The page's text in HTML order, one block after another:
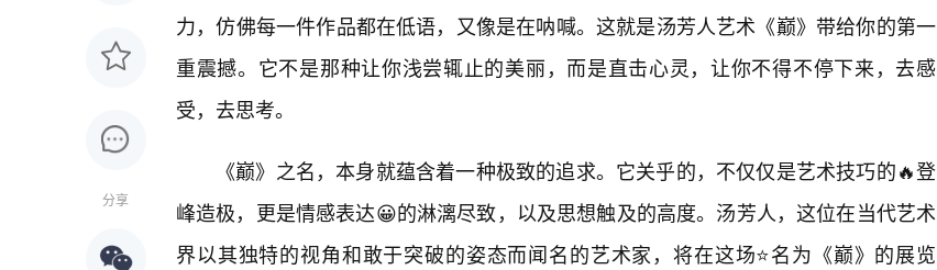
分享
力，仿佛每一件作品都在低语，又像是在呐喊。这就是汤芳人艺术《巅》带给你的第一
重震撼。它不是那种让你浅尝辄止的美丽，而是直击心灵，让你不得不停下来，去感
受，去思考。
《巅》之名，本身就蕴含着一种极致的追求。它关乎的，不仅仅是艺术技巧的🔥登
峰造极，更是情感表达😀的淋漓尽致，以及思想触及的高度。汤芳人，这位在当代艺术
界以其独特的视角和敢于突破的姿态而闻名的艺术家，将在这场⭐名为《巅》的展览